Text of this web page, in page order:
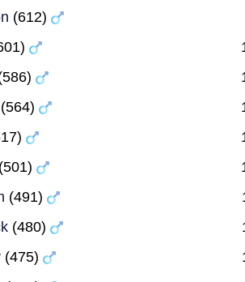
(612)
(564)
(501)
(491)
(480)
(475)